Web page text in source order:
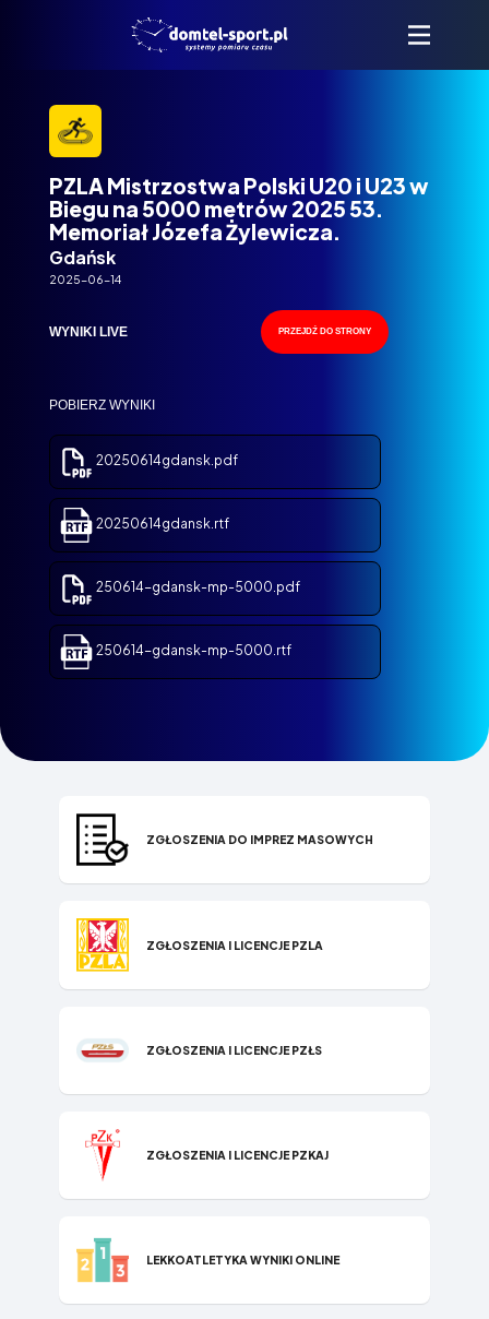
PZLA Mistrzostwa Polski U20 i U23 w
Biegu na 5000 metrów 2025 53.
Memoriał Józefa Żylewicza.
Gdańsk
2025-06-14
WYNIKI LIVE PRZEJDŹ DO STRONY
POBIERZ WYNIKI
20250614gdansk.pdf
20250614gdansk.rtf
250614-gdansk-mp-5000.pdf
250614-gdansk-mp-5000.rtf
ZGŁOSZENIA DO IMPREZ MASOWYCH
ZGŁOSZENIA I LICENCJE PZLA
ZGŁOSZENIA I LICENCJE PZŁS
ZGŁOSZENIA I LICENCJE PZKAJ
LEKKOATLETYKA WYNIKI ONLINE